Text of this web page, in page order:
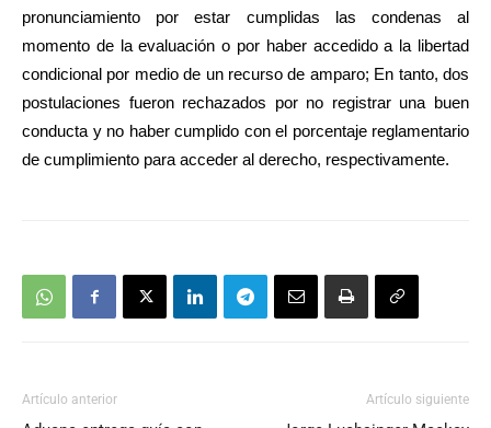
pronunciamiento por estar cumplidas las condenas al
momento de la evaluación o por haber accedido a la libertad
condicional por medio de un recurso de amparo; En tanto, dos
postulaciones fueron rechazados por no registrar una buen
conducta y no haber cumplido con el porcentaje reglamentario
de cumplimiento para acceder al derecho, respectivamente.
Artículo anterior Artículo siguiente